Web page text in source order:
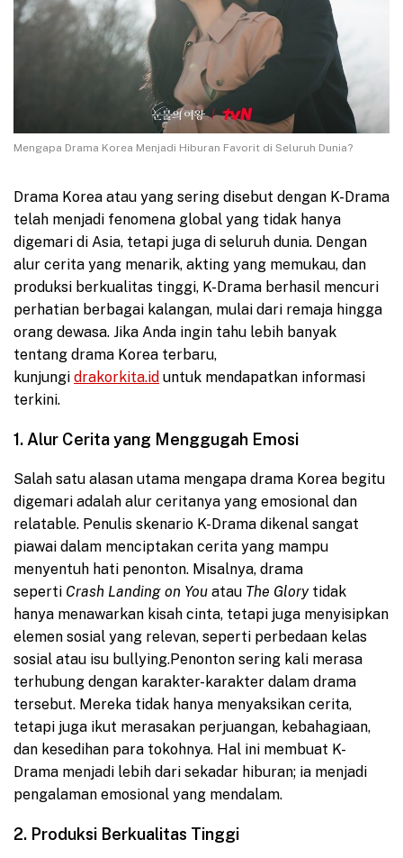
Mengapa Drama Korea Menjadi Hiburan Favorit di Seluruh Dunia?
Drama Korea atau yang sering disebut dengan K-Drama
telah menjadi fenomena global yang tidak hanya
digemari di Asia, tetapi juga di seluruh dunia. Dengan
alur cerita yang menarik, akting yang memukau, dan
produksi berkualitas tinggi, K-Drama berhasil mencuri
perhatian berbagai kalangan, mulai dari remaja hingga
orang dewasa. Jika Anda ingin tahu lebih banyak
tentang drama Korea terbaru,
kunjungi drakorkita.id untuk mendapatkan informasi
terkini.
1. Alur Cerita yang Menggugah Emosi
Salah satu alasan utama mengapa drama Korea begitu
digemari adalah alur ceritanya yang emosional dan
relatable. Penulis skenario K-Drama dikenal sangat
piawai dalam menciptakan cerita yang mampu
menyentuh hati penonton. Misalnya, drama
seperti Crash Landing on You atau The Glorytidak
hanya menawarkan kisah cinta, tetapi juga menyisipkan
elemen sosial yang relevan, seperti perbedaan kelas
sosial atau isu bullying.Penonton sering kali merasa
terhubung dengan karakter-karakter dalam drama
tersebut. Mereka tidak hanya menyaksikan cerita,
tetapi juga ikut merasakan perjuangan, kebahagiaan,
dan kesedihan para tokohnya. Hal ini membuat K-
Drama menjadi lebih dari sekadar hiburan; ia menjadi
pengalaman emosional yang mendalam.
2. Produksi Berkualitas Tinggi